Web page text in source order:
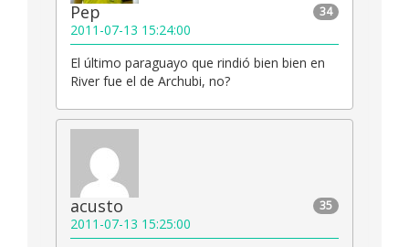
34
Pep
2011-07-13 15:24:00
El último paraguayo que rindió bien bien en
River fue el de Archubi, no?
35
acusto
2011-07-13 15:25:00